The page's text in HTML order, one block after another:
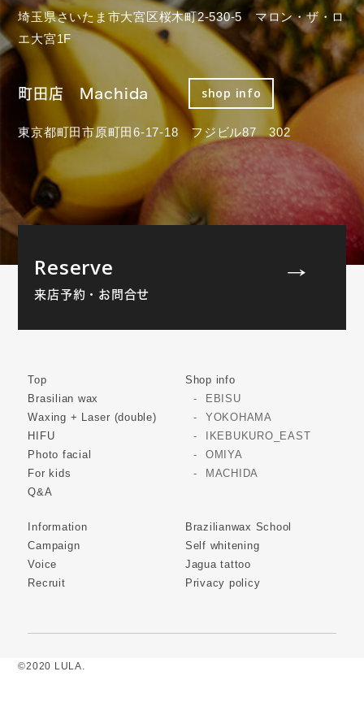
埼玉県さいたま市大宮区桜木町2-530-5 マロン・ザ・ロ
エ大宮1F
町田店 Machida shop info
東京都町田市原町田6-17-18 フジビル87 302
Reserve
来店予約・お問合せ
Top
Brasilian wax
Waxing + Laser (double)
HIFU
Photo facial
For kids
Q&A
Shop info
EBISU
YOKOHAMA
IKEBUKURO_EAST
OMIYA
MACHIDA
Information
Campaign
Voice
Recruit
Brazilianwax School
Self whitening
Jagua tattoo
Privacy policy
©2020 LULA.